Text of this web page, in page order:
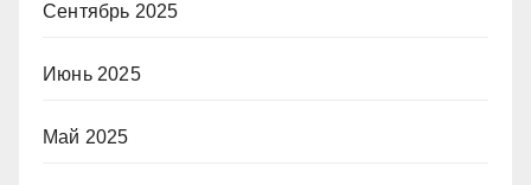
Сентябрь 2025
Июнь 2025
Май 2025